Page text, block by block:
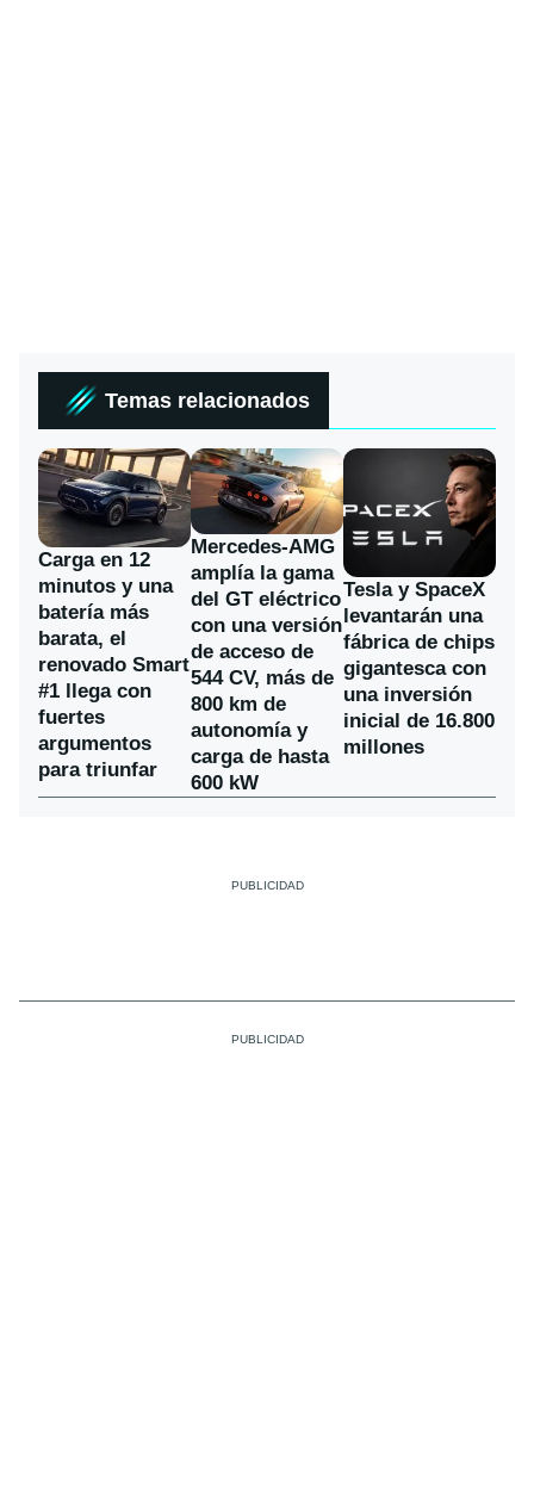
Temas relacionados
Carga en 12
minutos y una
batería más
barata, el
renovado Smart
#1 llega con
fuertes
argumentos
para triunfar
Mercedes-AMG
amplía la gama
del GT eléctrico
con una versión
de acceso de
544 CV, más de
800 km de
autonomía y
carga de hasta
600 kW
Tesla y SpaceX
levantarán una
fábrica de chips
gigantesca con
una inversión
inicial de 16.800
millones